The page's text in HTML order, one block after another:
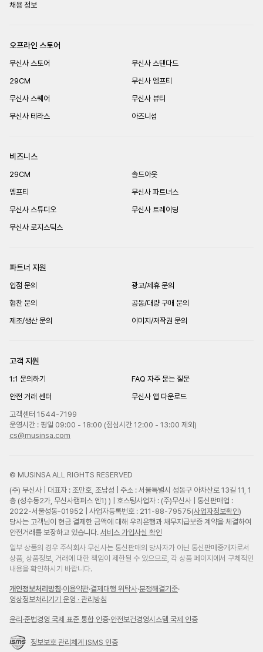
채용 정보
오프라인 스토어
무신사 스토어
무신사 스탠다드
29CM
무신사 엠프티
무신사 스퀘어
무신사 뷰티
무신사 테라스
아즈니섬
비즈니스
29CM
솔드아웃
엠프티
무신사 파트너스
무신사 스튜디오
무신사 트레이딩
무신사 로지스틱스
파트너 지원
입점 문의
광고/제휴 문의
협찬 문의
공동/대량 구매 문의
제조/생산 문의
이미지/저작권 문의
고객 지원
1:1 문의하기
FAQ 자주 묻는 질문
안전 거래 센터
무신사 앱 다운로드
고객센터 1544-7199
운영시간 : 평일 09:00 - 18:00 (점심시간 12:00 - 13:00 제외)
cs@musinsa.com
© MUSINSA ALL RIGHTS RESERVED
(주) 무신사 | 대표자 : 조만호, 조남성 | 주소 : 서울특별시 성동구 아차산로 13길 11, 1
층 (성수동2가, 무신사캠퍼스 엔1) ) | 호스팅사업자 : (주)무신사 | 통신판매업 :
2022-서울성동-01952 | 사업자등록번호 : 211-88-79575(사업자정보확인)
당사는 고객님이 현금 결제한 금액에 대해 우리은행과 채무지급보증 계약을 체결하여
안전거래를 보장하고 있습니다. 서비스 가입사실 확인
일부 상품의 경우 주식회사 무신사는 통신판매의 당사자가 아닌 통신판매중개자로서
상품, 상품정보, 거래에 대한 책임이 제한될 수 있으므로, 각 상품 페이지에서 구체적인
내용을 확인하시기 바랍니다.
개인정보처리방침·이용약관·결제대행 위탁사·분쟁해결기준·
영상정보처리기기 운영 · 관리방침
윤리 ·준법경영 국제 표준 통합 인증·안전보건경영시스템 국제 인증
정보보호 관리체계 ISMS 인증